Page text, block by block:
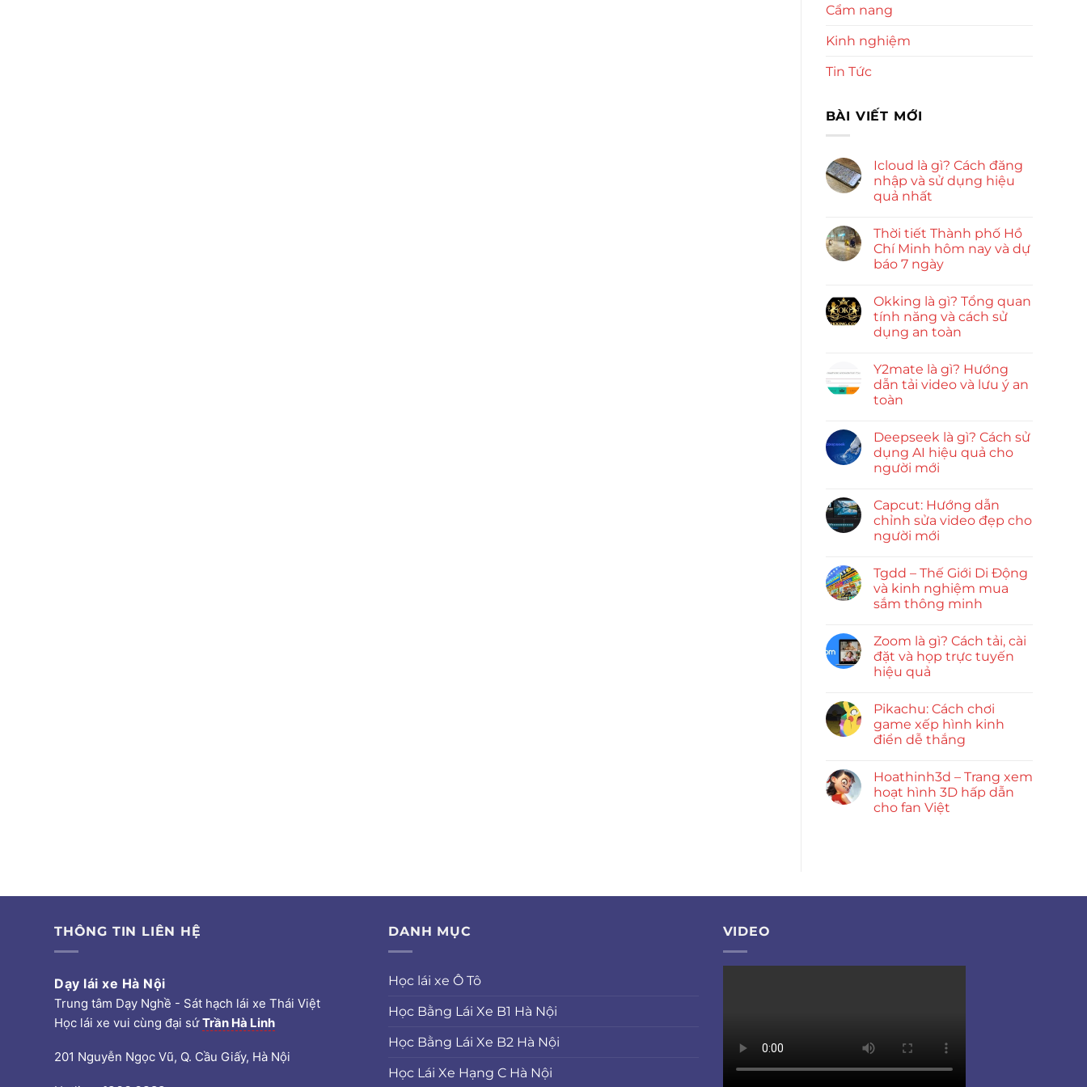
Cẩm nang
Kinh nghiệm
Tin Tức
BÀI VIẾT MỚI
Icloud là gì? Cách đăng
nhập và sử dụng hiệu
quả nhất
Thời tiết Thành phố Hồ
Chí Minh hôm nay và dự
báo 7 ngày
Okking là gì? Tổng quan
tính năng và cách sử
dụng an toàn
Y2mate là gì? Hướng
dẫn tải video và lưu ý an
toàn
Deepseek là gì? Cách sử
dụng AI hiệu quả cho
người mới
Capcut: Hướng dẫn
chỉnh sửa video đẹp cho
người mới
Tgdd – Thế Giới Di Động
và kinh nghiệm mua
sắm thông minh
Zoom là gì? Cách tải, cài
đặt và họp trực tuyến
hiệu quả
Pikachu: Cách chơi
game xếp hình kinh
điển dễ thắng
Hoathinh3d – Trang xem
hoạt hình 3D hấp dẫn
cho fan Việt
THÔNG TIN LIÊN HỆ
Dạy lái xe Hà Nội
Trung tâm Dạy Nghề - Sát hạch lái xe Thái Việt
Học lái xe vui cùng đại sứTrần Hà Linh
201 Nguyễn Ngọc Vũ, Q. Cầu Giấy, Hà Nội
DANH MỤC
Học lái xe Ô Tô
Học Bằng Lái Xe B1 Hà Nội
Học Bằng Lái Xe B2 Hà Nội
Học Lái Xe Hạng C Hà Nội
VIDEO